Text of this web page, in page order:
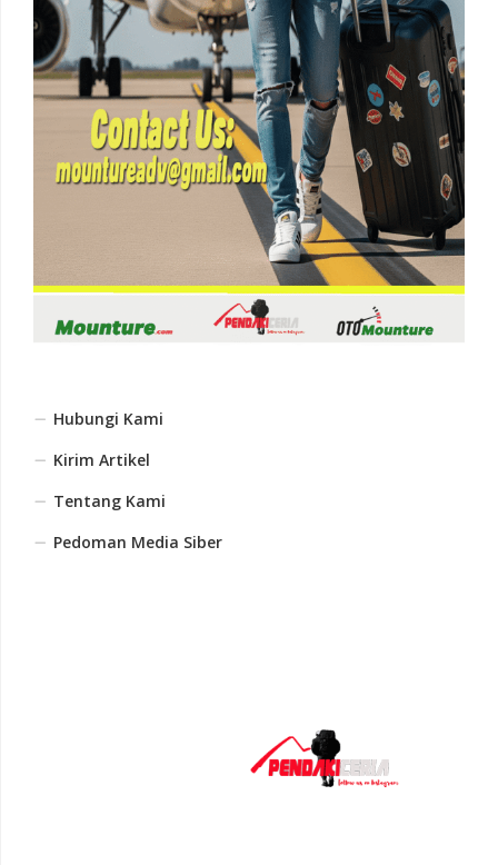
Hubungi Kami
Kirim Artikel
Tentang Kami
Pedoman Media Siber